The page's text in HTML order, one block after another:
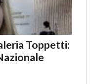
Toppetti: